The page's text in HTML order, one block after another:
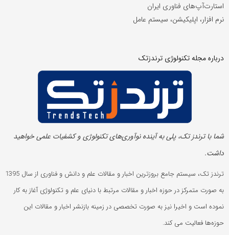
استارت‌آپ‌های فناوری ایران
نرم افزار، اپلیکیشن، سیستم عامل
درباره مجله تکنولوژی ترندزتک
شما با ترندز تک، پلی به آینده‌ نوآوری‌های تکنولوژی و کشفیات علمی خواهید
داشت.
ترندز تک، سیستم جامع بروزترین اخبار و مقالات علم و دانش و فناوری از سال 1395
به صورت متمرکز در حوزه اخبار و مقالات مرتبط با دنیای علم و تکنولوژی آغاز به کار
نموده است و اخیرا نیز به صورت تخصصی در زمینه بازنشر اخبار و مقالات این
حوزه‌ها فعالیت می کند.